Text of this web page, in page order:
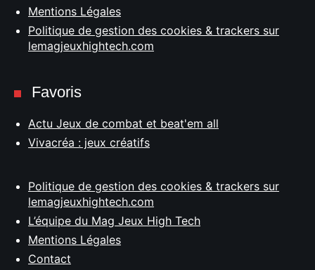
Mentions Légales
Politique de gestion des cookies & trackers sur
lemagjeuxhightech.com
Favoris
Actu Jeux de combat et beat'em all
Vivacréa : jeux créatifs
Politique de gestion des cookies & trackers sur
lemagjeuxhightech.com
L’équipe du Mag Jeux High Tech
Mentions Légales
Contact